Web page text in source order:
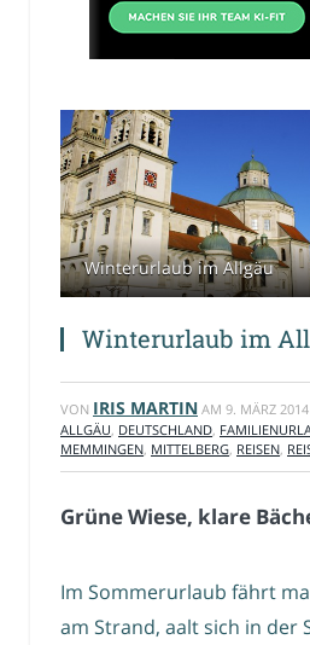
Winterurlaub im Allgäu
Winterurlaub im
VON IRIS MARTIN AM 9. MÄRZ 2014
ALLGÄU DEUTSCHLAND
MEMMINGEN MITTELBERG REISEN
Grüne Wiese, klare
Im Sommerurlaub fährt
am Strand, aalt sich in der